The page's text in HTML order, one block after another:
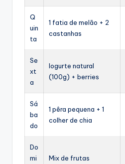
Q
uin
ta
1 fatia de melão + 2
castanhas
Se
xt
a
Iogurte natural
(100g) + berries
Sá
ba
do
1 pêra pequena + 1
colher de chia
Do
mi
Mix de frutas